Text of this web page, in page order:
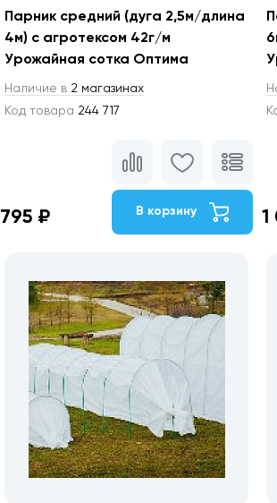
Парник средний (дуга 2,5м/длина
4м) с агротексом 42г/м
Урожайная сотка Оптима
Наличие в 2 магазинах
Код товара 244 717
795 ₽ В корзину